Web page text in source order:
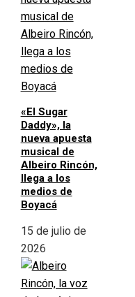
«El Sugar
Daddy», la
nueva apuesta
musical de
Albeiro Rincón,
llega a los
medios de
Boyacá
15 de julio de
2026